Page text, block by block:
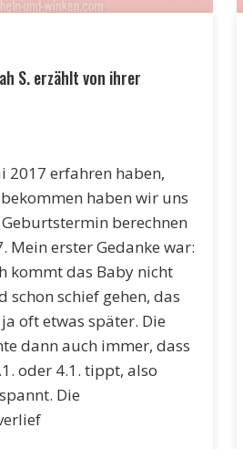
S. erzählt von ihrer
2017 erfahren haben,
haben wir uns
berechnen
Mein erster Gedanke war:
kommt das Baby nicht
schon schief gehen, das
oft etwas später. Die
dann auch immer, dass
oder 4.1. tippt, also
Die